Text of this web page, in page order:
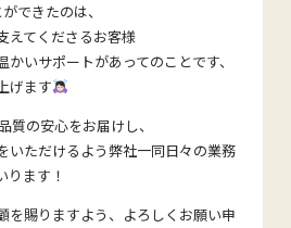
できたのは、
えてくださるお客様
いサポートがあってのことです、
げます
質の安心をお届けし、
いただけるよう弊社一同日々の業務
ります！
を賜りますよう、よろしくお願い申